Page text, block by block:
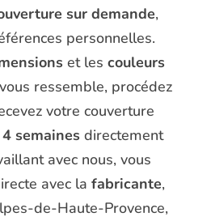
sur demande,
personnelles.
et les couleurs
ressemble, procédez
votre couverture
semaines directement
avec nous, vous
avec la fabricante,
de-Haute-Provence,